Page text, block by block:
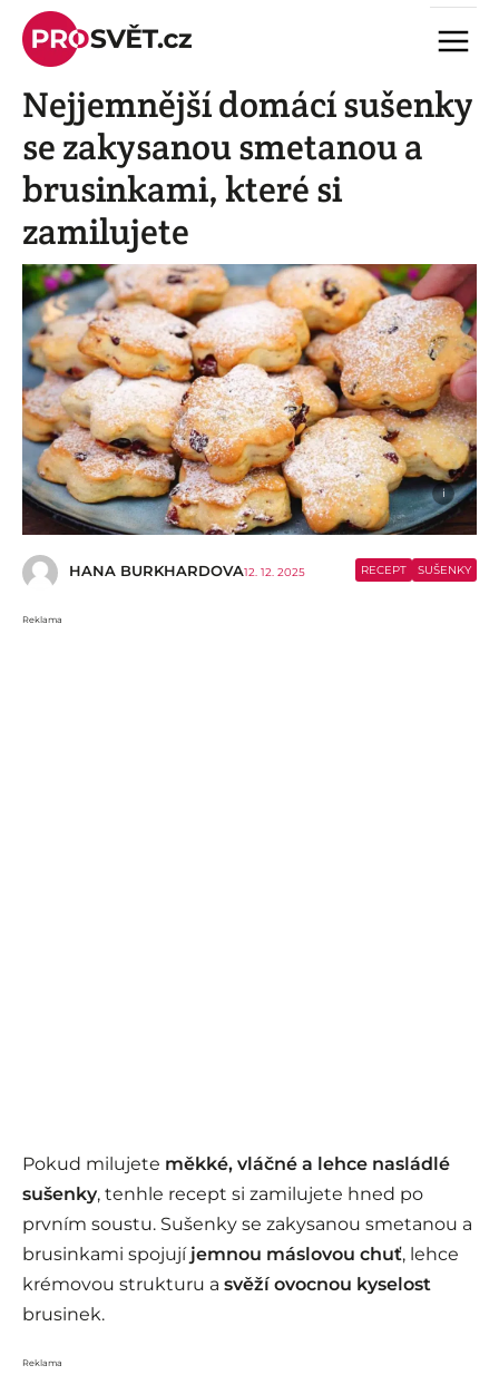
Skip
content
Menu
Nejjemnější domácí sušenky
se zakysanou smetanou a
brusinkami, které si
zamilujete
i
HANA BURKHARDOVA12. 12. 2025 RECEPT SUŠENKY
Reklama
Pokud milujete měkké, vláčné a lehce nasládlé
sušenky, tenhle recept si zamilujete hned po
prvním soustu. Sušenky se zakysanou smetanou a
brusinkami spojují jemnou máslovou chuť, lehce
krémovou strukturu a svěží ovocnou kyselost
brusinek.
Reklama